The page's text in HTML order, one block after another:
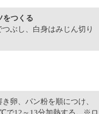
をつくる
ぶし、白身はみじん切り
卵、パン粉を順につけ、